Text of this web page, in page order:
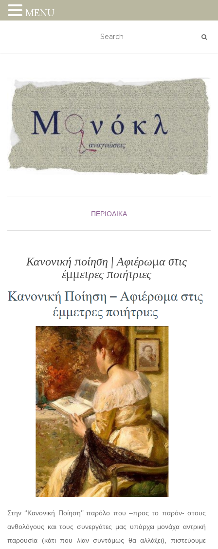
ΠΕΡΙΟΔΙΚΆ
Κανονική ποίηση | Αφιέρωμα στις
έμμετρες ποιήτριες
Στην ‘’Κανονική Ποίηση’’ παρόλο που –προς το παρόν- στους
ανθολόγους και τους συνεργάτες μας υπάρχει μονάχα αντρική
παρουσία (κάτι που λίαν συντόμως θα αλλάξει), πιστεύουμε
MENU